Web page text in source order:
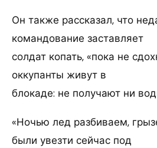
Он также рассказал, что
командование заставляет
солдат копать, «пока не
оккупанты живут в
блокаде: не получают ни
«Ночью лед разбиваем,
были увезти сейчас под